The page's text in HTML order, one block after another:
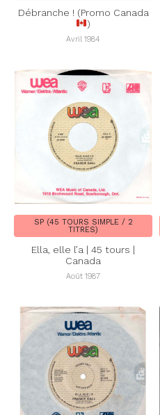
Débranche ! (Promo Canada
)
Avril 1984
SP (45 TOURS SIMPLE / 2
TITRES)
Ella, elle l’a | 45 tours |
Canada
Août 1987